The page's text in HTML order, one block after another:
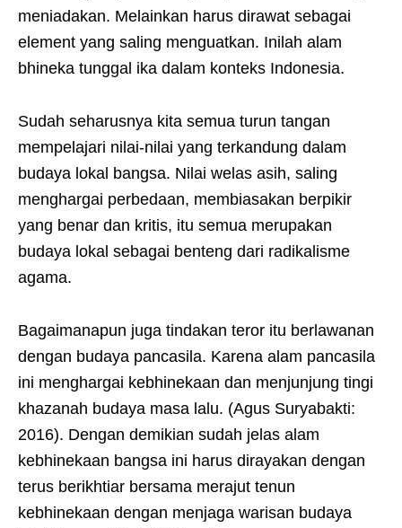
meniadakan. Melainkan harus dirawat sebagai
element yang saling menguatkan. Inilah alam
bhineka tunggal ika dalam konteks Indonesia.
Sudah seharusnya kita semua turun tangan
mempelajari nilai-nilai yang terkandung dalam
budaya lokal bangsa. Nilai welas asih, saling
menghargai perbedaan, membiasakan berpikir
yang benar dan kritis, itu semua merupakan
budaya lokal sebagai benteng dari radikalisme
agama.
Bagaimanapun juga tindakan teror itu berlawanan
dengan budaya pancasila. Karena alam pancasila
ini menghargai kebhinekaan dan menjunjung tingi
khazanah budaya masa lalu. (Agus Suryabakti:
2016). Dengan demikian sudah jelas alam
kebhinekaan bangsa ini harus dirayakan dengan
terus berikhtiar bersama merajut tenun
kebhinekaan dengan menjaga warisan budaya